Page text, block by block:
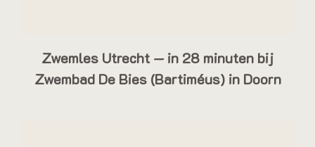
Zwemles Utrecht — in 28 minuten bij
Zwembad De Bies (Bartiméus) in Doorn